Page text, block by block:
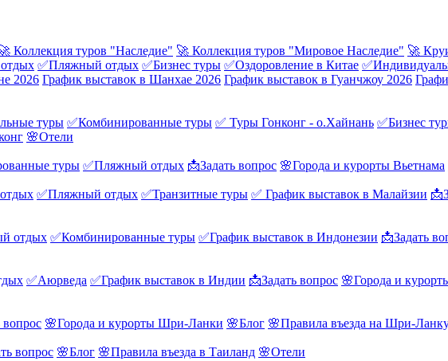
Коллекция туров "Наследие" 🚀 Коллекция туров "Мировое Наследие" 🚀
✅Пляжный отдых ✅Бизнес туры ✅Оздоровление в Китае
2026 График выставок в Шанхае 2026 График выставок в Гуанчжоу 2026
туры ✅Комбинированные туры ✅ Туры Гонконг - о.Хайнань ✅Бизнес
🌸Отели
туры ✅Пляжный отдых 📩Задать вопрос 🌸Города и курорты Вьетнама
✅Пляжный отдых ✅Транзитные туры ✅ График выставок в Малайзии
отдых ✅Комбинированные туры ✅График выставок в Индонезии 📩Задать
✅Аюрведа ✅График выставок в Индии 📩Задать вопрос 🌸Города и
вопрос 🌸Города и курорты Шри-Ланки 🌸Блог 🌸Правила въезда на Шри-
вопрос 🌸Блог 🌸Правила въезда в Таиланд 🌸Отели